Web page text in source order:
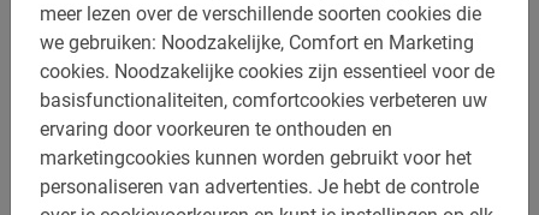
meer lezen over de verschillende soorten cookies die
we gebruiken: Noodzakelijke, Comfort en Marketing
cookies. Noodzakelijke cookies zijn essentieel voor de
basisfunctionaliteiten, comfortcookies verbeteren uw
ervaring door voorkeuren te onthouden en
marketingcookies kunnen worden gebruikt voor het
personaliseren van advertenties. Je hebt de controle
3 uur
Palermo Fietstour: de Highlights
In 3 uur alle highlights die je niet mag missen! Fietsen in
Palermo maakt je stedentrip compleet. Boek nu!
4.9 (62)
€ 47,-